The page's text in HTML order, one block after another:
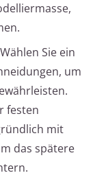
Wählen Sie ein
um
festen
mit
das spätere